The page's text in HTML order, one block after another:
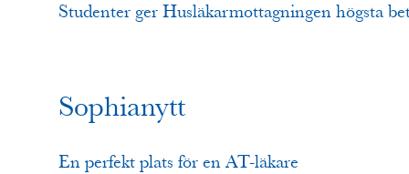
Studenter ger Husläkarmottagningen högsta
Sophianytt
En perfekt plats för en AT-läkare